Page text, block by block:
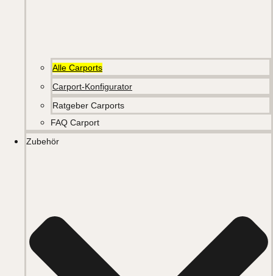
Alle Carports
Carport-Konfigurator
Ratgeber Carports
FAQ Carport
Zubehör